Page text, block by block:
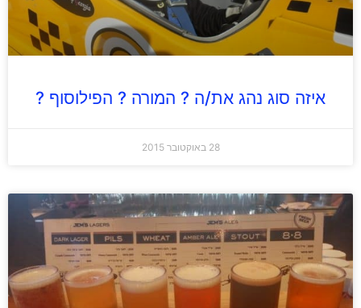
איזה סוג נהג את/ה ? המורה ? הפילוסוף ?
28 באוקטובר 2015